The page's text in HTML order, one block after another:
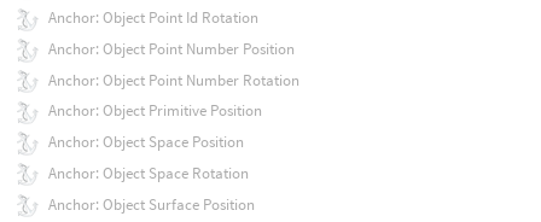
Anchor: Object Point Id Rotation
Anchor: Object Point Number Position
Anchor: Object Point Number Rotation
Anchor: Object Primitive Position
Anchor: Object Space Position
Anchor: Object Space Rotation
Anchor: Object Surface Position